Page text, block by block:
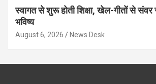
स्वागत से शुरू होती शिक्षा, खेल-गीतों से संवर
भविष्य
August 6, 2026 News Desk